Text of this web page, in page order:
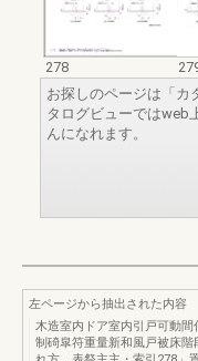
278
お探しのページは「カ
タログビューではweb
んになれます。
左ページから抽出された内容
木造室内ドア室内引戸可動
制碕皐符重量新和風戸被床